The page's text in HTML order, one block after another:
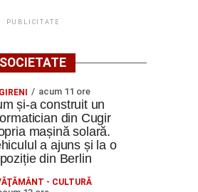
PUBLICITATE
SOCIETATE
acum 11 ore
și-a construit un
din Cugir
mașină solară.
a ajuns și la o
din Berlin
- CULTURĂ